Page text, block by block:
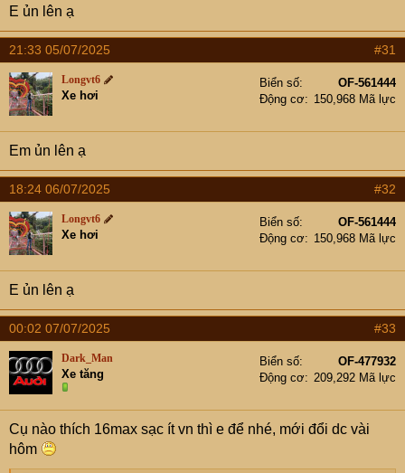
E ủn lên ạ
21:33 05/07/2025 #31
Longvt6
Xe hơi
Biển số
OF-561444
Động cơ
150,968 Mã lực
Em ủn lên ạ
18:24 06/07/2025 #32
Longvt6
Xe hơi
Biển số
OF-561444
Động cơ
150,968 Mã lực
E ủn lên ạ
00:02 07/07/2025 #33
Dark_Man
Xe tăng
Biển số
OF-477932
Động cơ
209,292 Mã lực
Cụ nào thích 16max sạc ít vn thì e để nhé, mới đổi dc vài
hôm